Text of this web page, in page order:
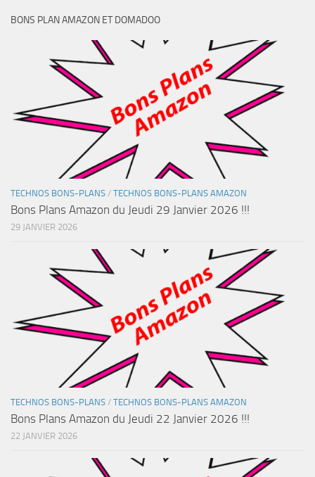
BONS PLAN AMAZON ET DOMADOO
TECHNOS BONS-PLANS / TECHNOS BONS-PLANS AMAZON
Bons Plans Amazon du Jeudi 29 Janvier 2026 !!!
29 JANVIER 2026
TECHNOS BONS-PLANS / TECHNOS BONS-PLANS AMAZON
Bons Plans Amazon du Jeudi 22 Janvier 2026 !!!
22 JANVIER 2026